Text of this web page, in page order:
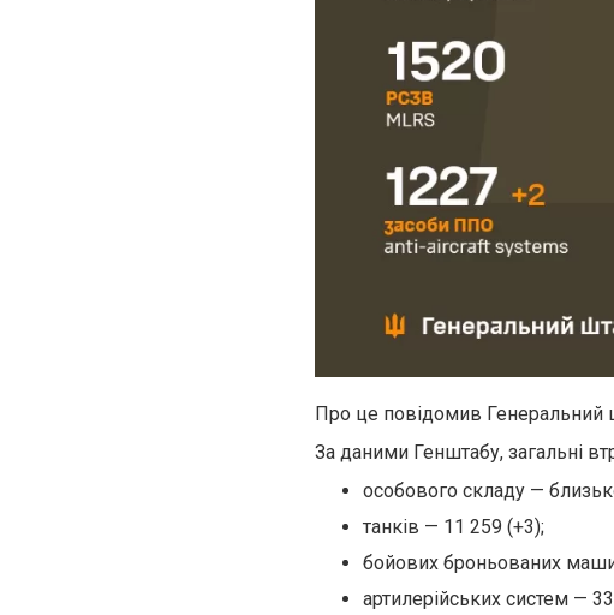
Про це повідомив Генеральний
За даними Генштабу, загальні
особового складу —
танків — 11 259 (+3);
бойових броньованих
артилерійських систем —